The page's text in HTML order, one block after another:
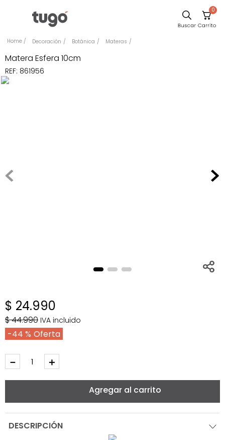
0
Decoración Botánica Materas
Matera Esfera 10cm
REF: 861956
$ 24.990
$44.990 IVA incluido
44 %
＋
－
Agregar al carrito
DESCRIPCIÓN
Comedor
Silla